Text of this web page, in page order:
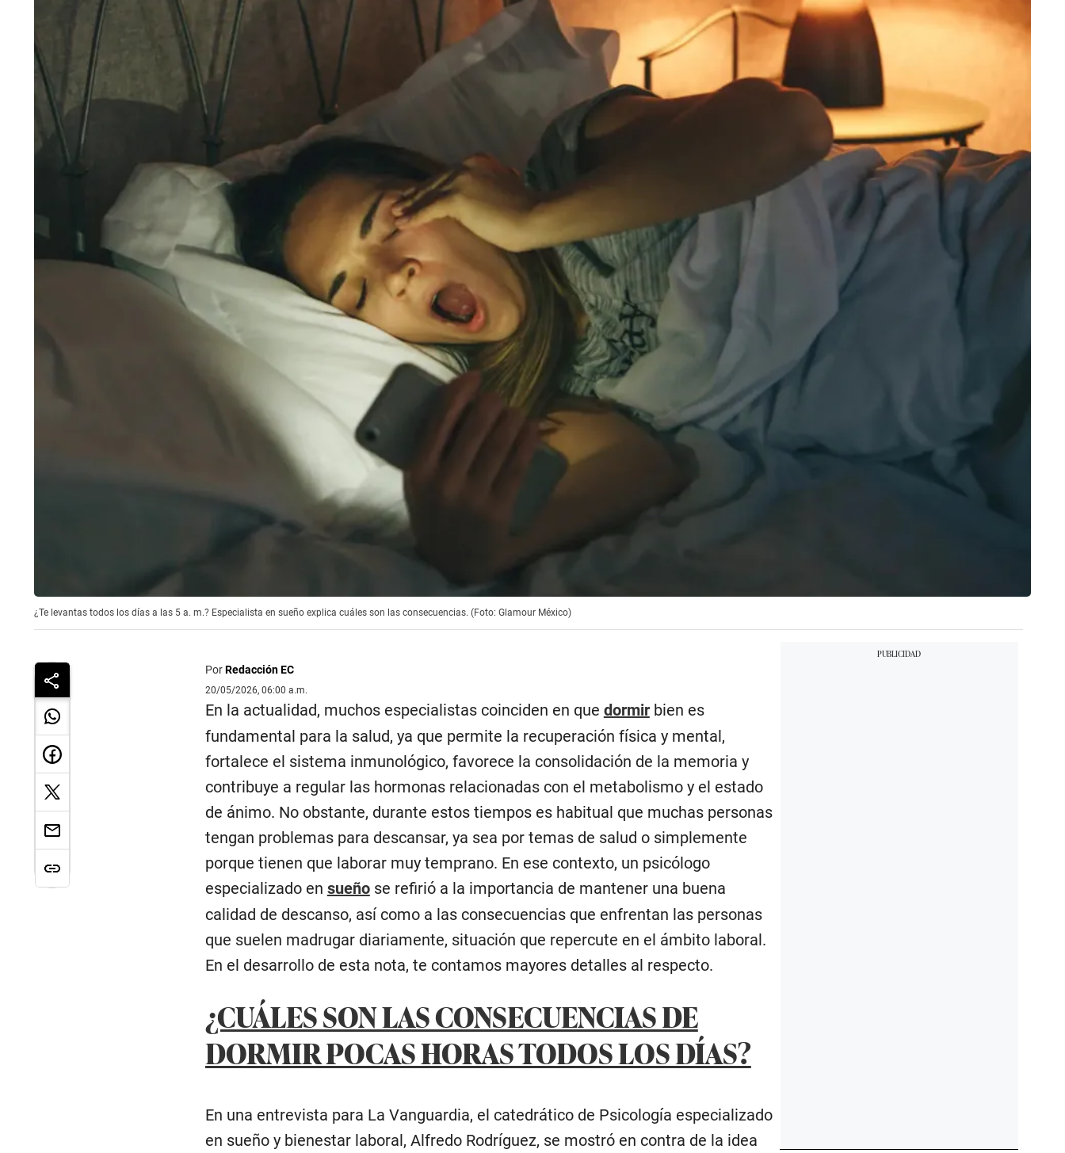
¿Te levantas todos los días a las 5 a. m.? Especialista en sueño explica cuáles son las consecuencias. (Foto: Glamour México)
PorRedacción EC
20/05/2026, 06:00 a.m.
En la actualidad, muchos especialistas coinciden en que dormirbien es
fundamental para la salud, ya que permite la recuperación física y mental,
fortalece el sistema inmunológico, favorece la consolidación de la memoria y
contribuye a regular las hormonas relacionadas con el metabolismo y el estado
de ánimo. No obstante, durante estos tiempos es habitual que muchas personas
tengan problemas para descansar, ya sea por temas de salud o simplemente
porque tienen que laborar muy temprano. En ese contexto, un psicólogo
especializado en sueñose refirió a la importancia de mantener una buena
calidad de descanso, así como a las consecuencias que enfrentan las personas
que suelen madrugar diariamente, situación que repercute en el ámbito laboral.
En el desarrollo de esta nota, te contamos mayores detalles al respecto.
¿CUÁLES SON LAS CONSECUENCIAS DE
DORMIR POCAS HORAS TODOS LOS DÍAS?
En una entrevista para La Vanguardia, el catedrático de Psicología especializado
en sueño y bienestar laboral, Alfredo Rodríguez, se mostró en contra de la idea